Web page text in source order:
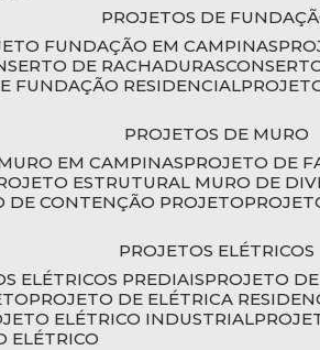
PROJETOS DE
FUNDAÇÃO EM CAMPINAS
DE RACHADURAS
FUNDAÇÃO RESIDENCIAL
PROJETOS DE MURO
MURO EM CAMPINAS PROJETO DE
ESTRUTURAL MURO DE
DE CONTENÇÃO PROJETO
PROJETOS ELÉTRICOS
ELÉTRICOS PREDIAIS PROJETO
PROJETO DE ELÉTRICA
ELÉTRICO INDUSTRIAL
ELÉTRICO